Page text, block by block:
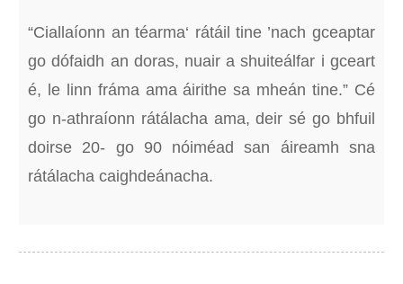
“Ciallaíonn an téarma‘ rátáil tine ’nach gceaptar
go dófaidh an doras, nuair a shuiteálfar i gceart
é, le linn fráma ama áirithe sa mheán tine.” Cé
go n-athraíonn rátálacha ama, deir sé go bhfuil
doirse 20- go 90 nóiméad san áireamh sna
rátálacha caighdeánacha.